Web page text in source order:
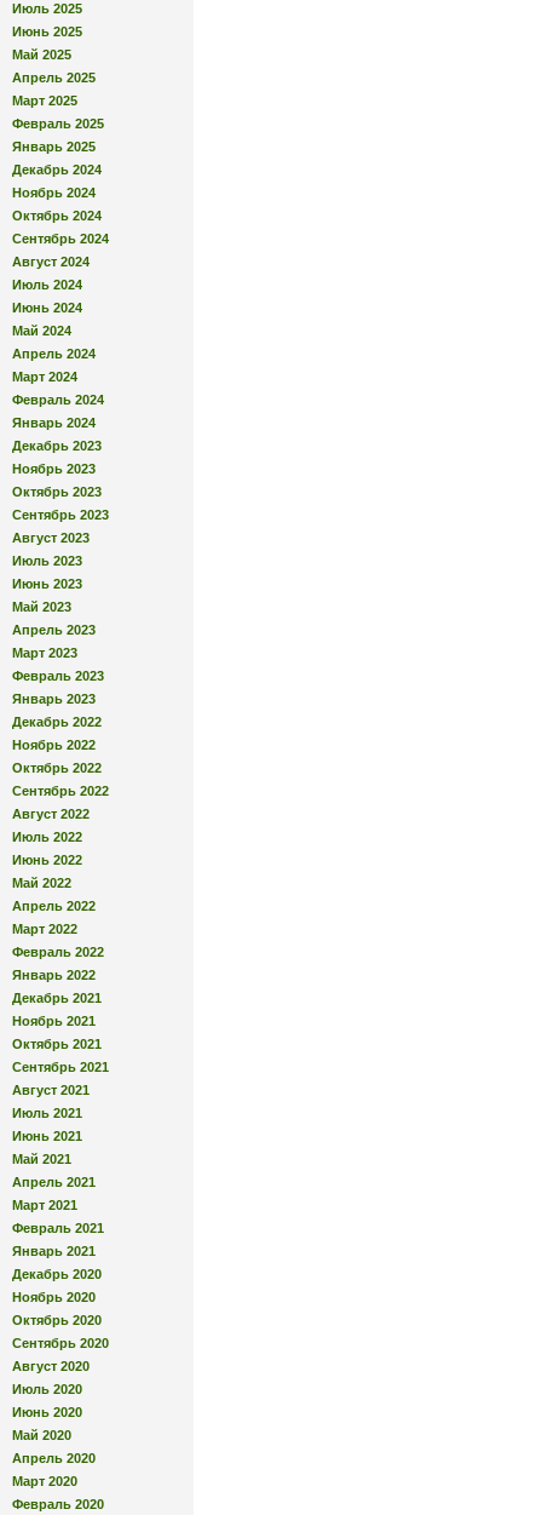
Июль 2025
Июнь 2025
Май 2025
Апрель 2025
Март 2025
Февраль 2025
Январь 2025
Декабрь 2024
Ноябрь 2024
Октябрь 2024
Сентябрь 2024
Август 2024
Июль 2024
Июнь 2024
Май 2024
Апрель 2024
Март 2024
Февраль 2024
Январь 2024
Декабрь 2023
Ноябрь 2023
Октябрь 2023
Сентябрь 2023
Август 2023
Июль 2023
Июнь 2023
Май 2023
Апрель 2023
Март 2023
Февраль 2023
Январь 2023
Декабрь 2022
Ноябрь 2022
Октябрь 2022
Сентябрь 2022
Август 2022
Июль 2022
Июнь 2022
Май 2022
Апрель 2022
Март 2022
Февраль 2022
Январь 2022
Декабрь 2021
Ноябрь 2021
Октябрь 2021
Сентябрь 2021
Август 2021
Июль 2021
Июнь 2021
Май 2021
Апрель 2021
Март 2021
Февраль 2021
Январь 2021
Декабрь 2020
Ноябрь 2020
Октябрь 2020
Сентябрь 2020
Август 2020
Июль 2020
Июнь 2020
Май 2020
Апрель 2020
Март 2020
Февраль 2020